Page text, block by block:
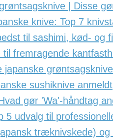
| Disse
knive: Top 7
til sashimi, kød- og
fremragende
japanske
sushiknive anmeldt
gør 'Wa'-håndtag
5 udvalg til
træknivskede)